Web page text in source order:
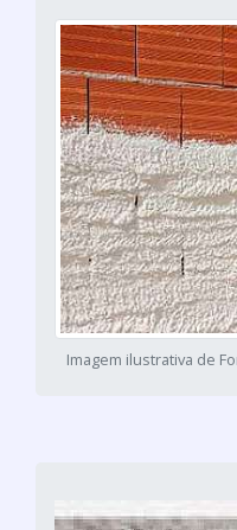
Imagem ilustrativa de